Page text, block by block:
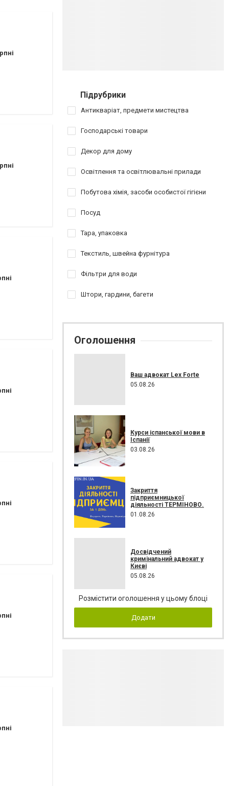
Підрубрики
Антикваріат, предмети мистецтва
Господарські товари
Декор для дому
Освітлення та освітлювальні прилади
Побутова хімія, засоби особистої гігієни
Посуд
Тара, упаковка
Текстиль, швейна фурнітура
Фільтри для води
Штори, гардини, багети
Оголошення
Ваш адвокат Lex Forte
05.08.26
Курси іспанської мови в
Іспанії
03.08.26
Закриття
підприємницької
діяльності ТЕРМІНОВО.
01.08.26
Досвідчений
кримінальний адвокат у
Києві
05.08.26
Розмістити оголошення у цьому блоці
Додати